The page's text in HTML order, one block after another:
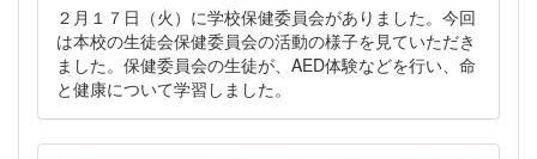
２月１７日（火）に学校保健委員会がありました。今回
は本校の生徒会保健委員会の活動の様子を見ていただき
ました。保健委員会の生徒が、AED体験などを行い、命
と健康について学習しました。